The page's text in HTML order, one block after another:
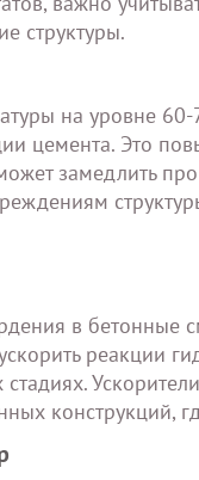
структуры.
на уровне
цемента. Это
замедлить
в бетонные
реакции
конструкций,